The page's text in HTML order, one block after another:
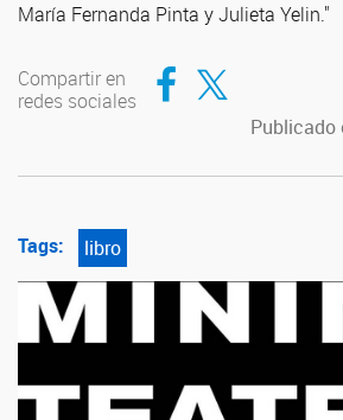
María Fernanda Pinta y Julieta Yelin."
Compartir en
redes sociales
Compartir en Facebook
Compartir en Twitter
Publicado
Tags: libro